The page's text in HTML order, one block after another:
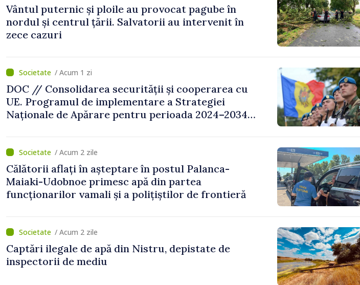
Vântul puternic și ploile au provocat pagube în
nordul și centrul țării. Salvatorii au intervenit în
zece cazuri
/ Acum 1 zi
DOC // Consolidarea securității și cooperarea cu
UE. Programul de implementare a Strategiei
Naționale de Apărare pentru perioada 2024–2034,
/ Acum 2 zile
Călătorii aflați în așteptare în postul Palanca-
Maiaki-Udobnoe primesc apă din partea
funcționarilor vamali și a polițiștilor de frontieră
/ Acum 2 zile
Captări ilegale de apă din Nistru, depistate de
inspectorii de mediu